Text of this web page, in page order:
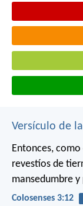
Versículo de
Entonces,
revestíos de
mansedumbre y
Colosenses 3:12